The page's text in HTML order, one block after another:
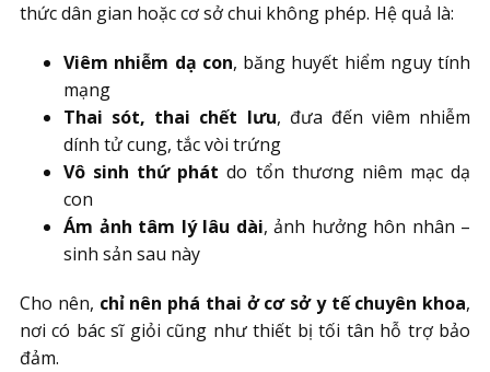
thức dân gian hoặc cơ sở chui không phép. Hệ quả là:
Viêm nhiễm dạ con, băng huyết hiểm nguy tính
mạng
Thai sót, thai chết lưu, đưa đến viêm nhiễm
dính tử cung, tắc vòi trứng
Vô sinh thứ phát do tổn thương niêm mạc dạ
con
Ám ảnh tâm lý lâu dài, ảnh hưởng hôn nhân –
sinh sản sau này
Cho nên, chỉ nên phá thai ở cơ sở y tế chuyên khoa,
nơi có bác sĩ giỏi cũng như thiết bị tối tân hỗ trợ bảo
đảm.